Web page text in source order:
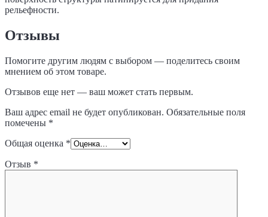
рельефности.
Отзывы
Помогите другим людям с выбором — поделитесь своим
мнением об этом товаре.
Отзывов еще нет — ваш может стать первым.
Ваш адрес email не будет опубликован. Обязательные поля
помечены *
Общая оценка *
Отзыв *